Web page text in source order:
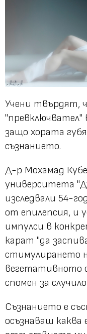
Учени твърдят,
"превключвател"
защо хората
съзнанието.
Д-р Мохамад
университета
изследвали 54-
от епилепсия, и
импулси в
карат "да
стимулирането
вегетативното
спомен за
Съзнанието е
осъзнаваш каква